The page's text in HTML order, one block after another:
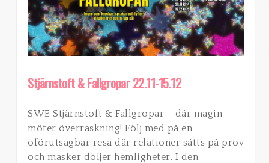
Stjärnstoft & Fallgropar 22.11-15.12
SWE Stjärnstoft & Fallgropar – där magin
möter överraskning! Följ med på en
oförutsägbar resa där relationer sätts på prov
och masker döljer hemligheter. I den